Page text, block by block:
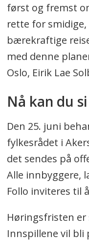
først og fremst
rette for
bærekraftige
med denne
Oslo, Eirik Lae
Nå kan du
Den 25. juni
fylkesrådet i
det sendes på
Alle innbyggere,
Follo inviteres til
Høringsfristen er
Innspillene vil bli